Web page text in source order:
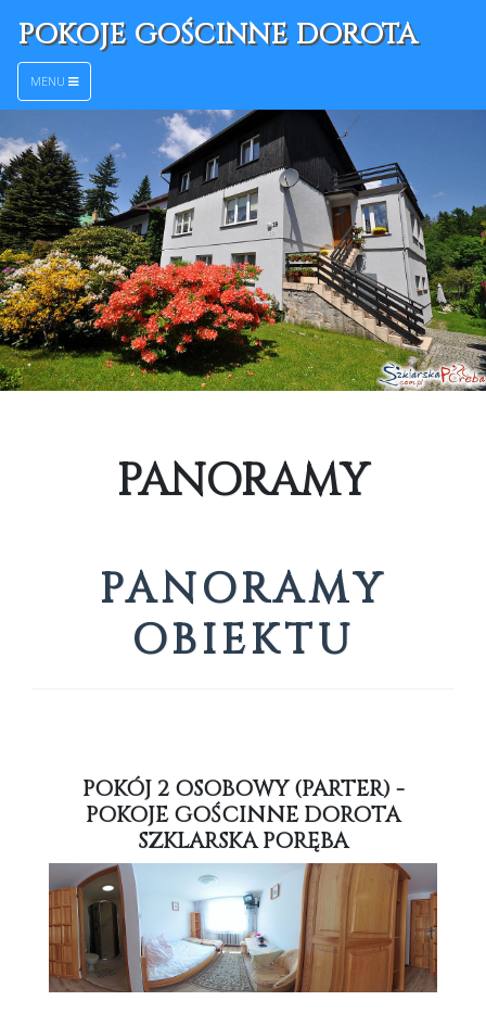
POKOJE GOŚCINNE DOROTA
MENU
PANORAMY
PANORAMY
OBIEKTU
POKÓJ 2 OSOBOWY (PARTER) -
POKOJE GOŚCINNE DOROTA
SZKLARSKA PORĘBA